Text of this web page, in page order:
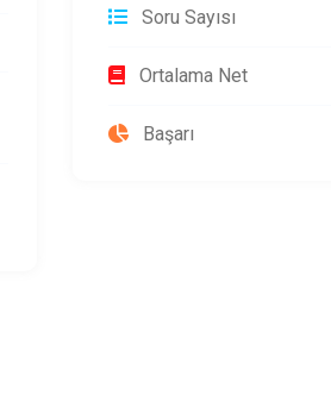
Soru Sayısı
Ortalama Net
Başarı